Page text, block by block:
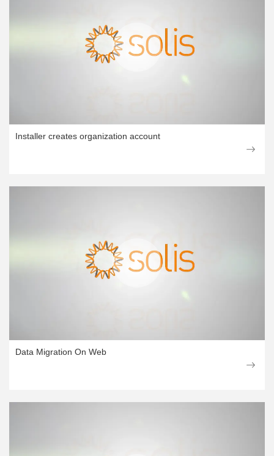
Installer creates organization account
Data Migration On Web